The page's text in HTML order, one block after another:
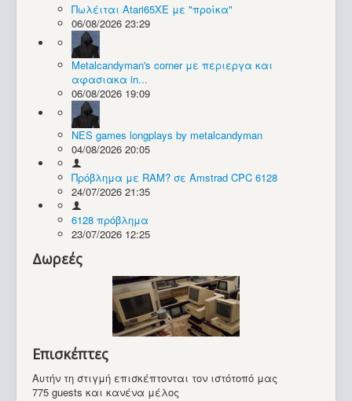
Συλλογές / Projects
Υπολογιστές
Πωλέιται Atari65XE με "προίκα"
06/08/2026 23:29
Metalcandyman's corner με περιεργα και
αφασιακα in...
06/08/2026 19:09
NES games longplays by metalcandyman
04/08/2026 20:05
Πρόβλημα με RAM? σε Amstrad CPC 6128
24/07/2026 21:35
6128 πρόβλημα
23/07/2026 12:25
Δωρεές
Επισκέπτες
Αυτήν τη στιγμή επισκέπτονται τον ιστότοπό μας
775 guests και κανένα μέλος